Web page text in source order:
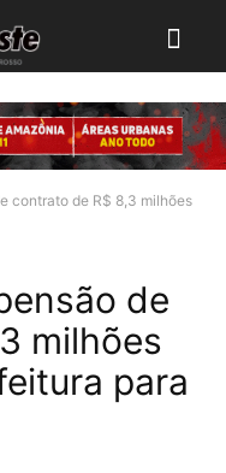
contrato de R$ 8,3 milhões
de
milhões
para